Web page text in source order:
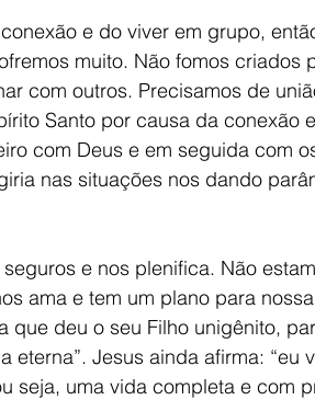
e do viver em grupo,
muito. Não fomos criados
com outros. Precisamos de
Santo por causa da conexão
com Deus e em seguida com
nas situações nos dando
e nos plenifica. Não
ama e tem um plano para
que deu o seu Filho unigênito,
Jesus ainda afirma: “eu
seja, uma vida completa e com